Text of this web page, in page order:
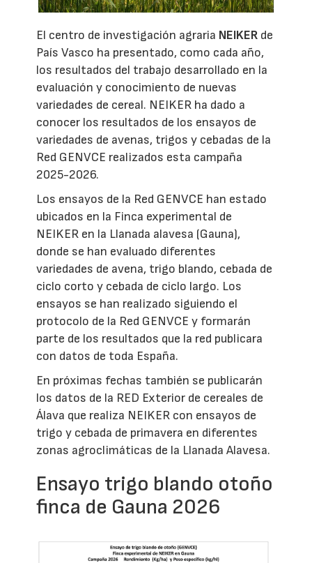
El centro de investigación agraria NEIKER de
País Vasco ha presentado, como cada año,
los resultados del trabajo desarrollado en la
evaluación y conocimiento de nuevas
variedades de cereal. NEIKER ha dado a
conocer los resultados de los ensayos de
variedades de avenas, trigos y cebadas de la
Red GENVCE realizados esta campaña
2025-2026.
Los ensayos de la Red GENVCE han estado
ubicados en la Finca experimental de
NEIKER en la Llanada alavesa (Gauna),
donde se han evaluado diferentes
variedades de avena, trigo blando, cebada de
ciclo corto y cebada de ciclo largo. Los
ensayos se han realizado siguiendo el
protocolo de la Red GENVCE y formarán
parte de los resultados que la red publicara
con datos de toda España.
En próximas fechas también se publicarán
los datos de la RED Exterior de cereales de
Álava que realiza NEIKER con ensayos de
trigo y cebada de primavera en diferentes
zonas agroclimáticas de la Llanada Alavesa.
Ensayo trigo blando otoño
finca de Gauna 2026